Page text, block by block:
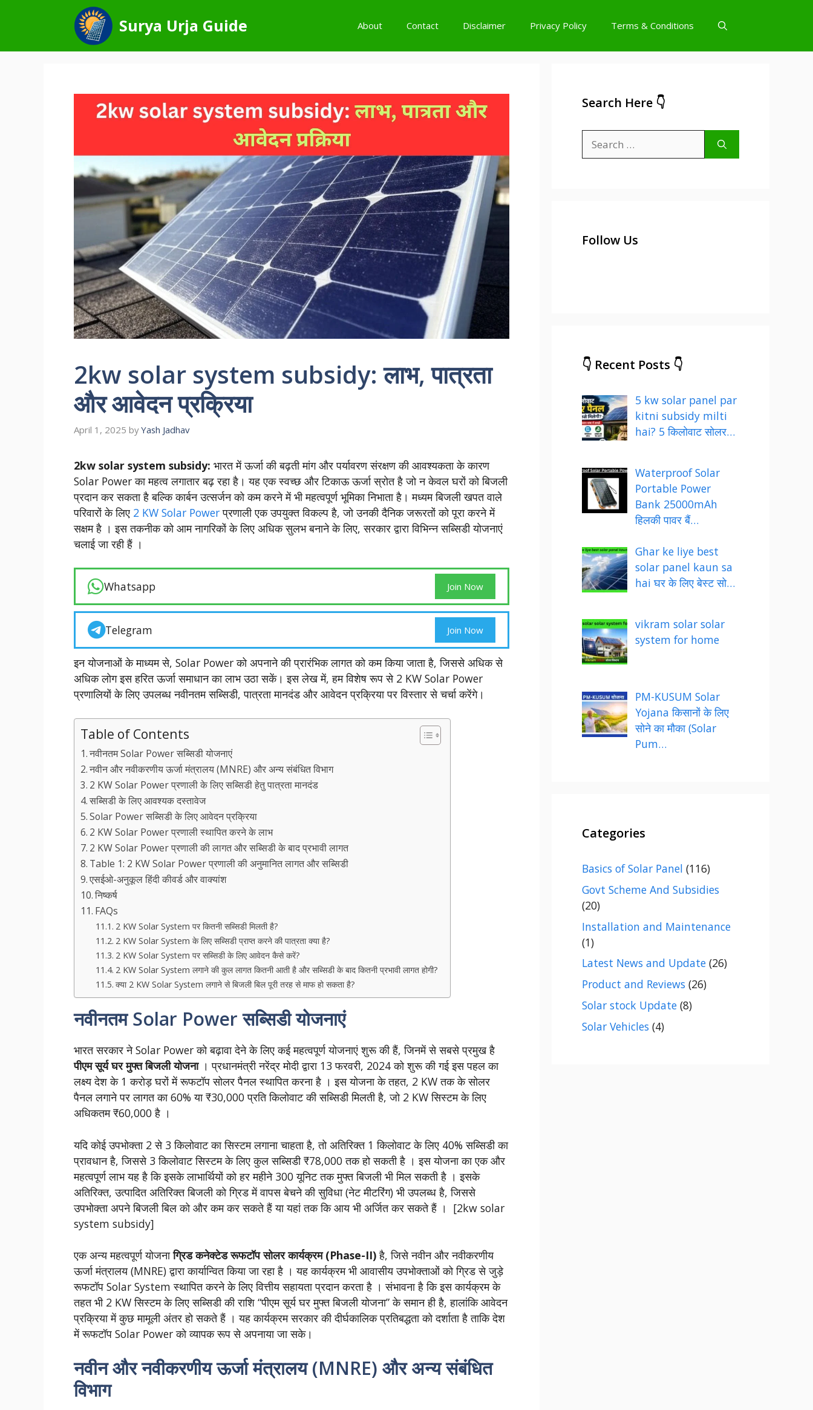
Surya Urja Guide About Contact Disclaimer Privacy Policy Terms & Conditions
2kw solar system subsidy: लाभ, पात्रता
और आवेदन प्रक्रिया
April 1, 2025 byYash Jadhav
2kw solar system subsidy: भारत में ऊर्जा की बढ़ती मांग और पर्यावरण संरक्षण की आवश्यकता के कारण
Solar Power का महत्व लगातार बढ़ रहा है। यह एक स्वच्छ और टिकाऊ ऊर्जा स्रोत है जो न केवल घरों को बिजली
प्रदान कर सकता है बल्कि कार्बन उत्सर्जन को कम करने में भी महत्वपूर्ण भूमिका निभाता है। मध्यम बिजली खपत वाले
परिवारों के लिए 2 KW Solar Powerप्रणाली एक उपयुक्त विकल्प है, जो उनकी दैनिक जरूरतों को पूरा करने में
सक्षम है । इस तकनीक को आम नागरिकों के लिए अधिक सुलभ बनाने के लिए, सरकार द्वारा विभिन्न सब्सिडी योजनाएं
चलाई जा रही हैं ।
Whatsapp Join Now
Telegram Join Now
इन योजनाओं के माध्यम से, Solar Power को अपनाने की प्रारंभिक लागत को कम किया जाता है, जिससे अधिक से
अधिक लोग इस हरित ऊर्जा समाधान का लाभ उठा सकें। इस लेख में, हम विशेष रूप से 2 KW Solar Power
प्रणालियों के लिए उपलब्ध नवीनतम सब्सिडी, पात्रता मानदंड और आवेदन प्रक्रिया पर विस्तार से चर्चा करेंगे।
Table of Contents
नवीनतम Solar Power सब्सिडी योजनाएं
नवीन और नवीकरणीय ऊर्जा मंत्रालय (MNRE) और अन्य संबंधित विभाग
2 KW Solar Power प्रणाली के लिए सब्सिडी हेतु पात्रता मानदंड
सब्सिडी के लिए आवश्यक दस्तावेज
Solar Power सब्सिडी के लिए आवेदन प्रक्रिया
2 KW Solar Power प्रणाली स्थापित करने के लाभ
2 KW Solar Power प्रणाली की लागत और सब्सिडी के बाद प्रभावी लागत
Table 1: 2 KW Solar Power प्रणाली की अनुमानित लागत और सब्सिडी
एसईओ-अनुकूल हिंदी कीवर्ड और वाक्यांश
निष्कर्ष
FAQs
2 KW Solar System पर कितनी सब्सिडी मिलती है?
2 KW Solar System के लिए सब्सिडी प्राप्त करने की पात्रता क्या है?
2 KW Solar System पर सब्सिडी के लिए आवेदन कैसे करें?
2 KW Solar System लगाने की कुल लागत कितनी आती है और सब्सिडी के बाद कितनी प्रभावी लागत होगी?
क्या 2 KW Solar System लगाने से बिजली बिल पूरी तरह से माफ हो सकता है?
नवीनतम Solar Power सब्सिडी योजनाएं
भारत सरकार ने Solar Power को बढ़ावा देने के लिए कई महत्वपूर्ण योजनाएं शुरू की हैं, जिनमें से सबसे प्रमुख है
पीएम सूर्य घर मुफ्त बिजली योजना। प्रधानमंत्री नरेंद्र मोदी द्वारा 13 फरवरी, 2024 को शुरू की गई इस पहल का
लक्ष्य देश के 1 करोड़ घरों में रूफटॉप सोलर पैनल स्थापित करना है । इस योजना के तहत, 2 KW तक के सोलर
पैनल लगाने पर लागत का 60% या ₹30,000 प्रति किलोवाट की सब्सिडी मिलती है, जो 2 KW सिस्टम के लिए
अधिकतम ₹60,000 है ।
यदि कोई उपभोक्ता 2 से 3 किलोवाट का सिस्टम लगाना चाहता है, तो अतिरिक्त 1 किलोवाट के लिए 40% सब्सिडी का
प्रावधान है, जिससे 3 किलोवाट सिस्टम के लिए कुल सब्सिडी ₹78,000 तक हो सकती है । इस योजना का एक और
महत्वपूर्ण लाभ यह है कि इसके लाभार्थियों को हर महीने 300 यूनिट तक मुफ्त बिजली भी मिल सकती है । इसके
अतिरिक्त, उत्पादित अतिरिक्त बिजली को ग्रिड में वापस बेचने की सुविधा (नेट मीटरिंग) भी उपलब्ध है, जिससे
उपभोक्ता अपने बिजली बिल को और कम कर सकते हैं या यहां तक कि आय भी अर्जित कर सकते हैं । [2kw solar
system subsidy]
एक अन्य महत्वपूर्ण योजनाग्रिड कनेक्टेड रूफटॉप सोलर कार्यक्रम (Phase-II)है, जिसे नवीन और नवीकरणीय
ऊर्जा मंत्रालय (MNRE) द्वारा कार्यान्वित किया जा रहा है । यह कार्यक्रम भी आवासीय उपभोक्ताओं को ग्रिड से जुड़े
रूफटॉप Solar System स्थापित करने के लिए वित्तीय सहायता प्रदान करता है । संभावना है कि इस कार्यक्रम के
तहत भी 2 KW सिस्टम के लिए सब्सिडी की राशि “पीएम सूर्य घर मुफ्त बिजली योजना” के समान ही है, हालांकि आवेदन
प्रक्रिया में कुछ मामूली अंतर हो सकते हैं । यह कार्यक्रम सरकार की दीर्घकालिक प्रतिबद्धता को दर्शाता है ताकि देश
में रूफटॉप Solar Power को व्यापक रूप से अपनाया जा सके।
नवीन और नवीकरणीय ऊर्जा मंत्रालय (MNRE) और अन्य संबंधित
विभाग
Search Here 👇
Search
for:
Follow Us
👇 Recent Posts 👇
5 kw solar panel par
kitni subsidy milti
hai? 5 किलोवाट सोलर…
Waterproof Solar
Portable Power
Bank 25000mAh
हिलकी पावर बैं…
Ghar ke liye best
solar panel kaun sa
hai घर के लिए बेस्ट सो…
vikram solar solar
system for home
PM-KUSUM Solar
Yojana किसानों के लिए
सोने का मौका (Solar
Pum…
Categories
Basics of Solar Panel (116)
Govt Scheme And Subsidies
(20)
Installation and Maintenance
(1)
Latest News and Update (26)
Product and Reviews (26)
Solar stock Update (8)
Solar Vehicles (4)